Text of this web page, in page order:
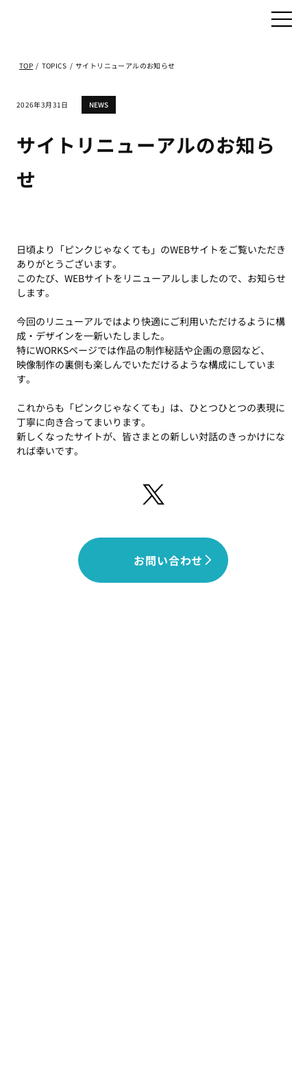
TOP / TOPICS / サイトリニューアルのお知らせ
2026年3月31日 NEWS
サイトリニューアルのお知ら
せ
日頃より「ピンクじゃなくても」のWEBサイトをご覧いただき
ありがとうございます。
このたび、WEBサイトをリニューアルしましたので、お知らせ
します。
今回のリニューアルではより快適にご利用いただけるように構
成・デザインを一新いたしました。
特にWORKSページでは作品の制作秘話や企画の意図など、
映像制作の裏側も楽しんでいただけるような構成にしていま
す。
これからも「ピンクじゃなくても」は、ひとつひとつの表現に
丁寧に向き合ってまいります。
新しくなったサイトが、皆さまとの新しい対話のきっかけにな
れば幸いです。
お問い合わせ